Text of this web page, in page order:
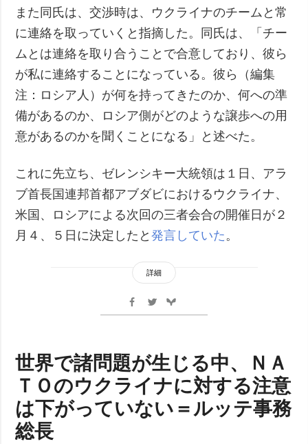
また同氏は、交渉時は、ウクライナのチームと常
に連絡を取っていくと指摘した。同氏は、「チー
ムとは連絡を取り合うことで合意しており、彼ら
が私に連絡することになっている。彼ら（編集
注：ロシア人）が何を持ってきたのか、何への準
備があるのか、ロシア側がどのような譲歩への用
意があるのかを聞くことになる」と述べた。
これに先立ち、ゼレンシキー大統領は１日、アラ
ブ首長国連邦首都アブダビにおけるウクライナ、
米国、ロシアによる次回の三者会合の開催日が２
月４、５日に決定したと発言していた 。
詳細
世界で諸問題が生じる中、ＮＡ
ＴＯのウクライナに対する注意
は下がっていない＝ルッテ事務
総長